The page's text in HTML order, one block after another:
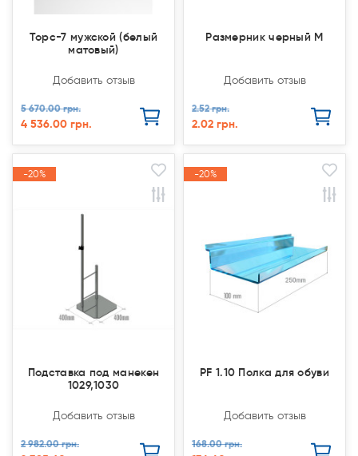
Торс-7 мужской (белый
матовый)
Добавить отзыв
5 670.00 грн.
4 536.00 грн.
Размерник черный M
Добавить отзыв
2.52 грн.
2.02 грн.
-20%
-20%
Подставка под манекен
1029,1030
Добавить отзыв
2 982.00 грн.
-20%
-20%
PF 1.10 Полка для обуви
Добавить отзыв
168.00 грн.